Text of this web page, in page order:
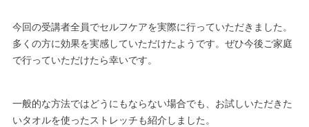
今回の受講者全員でセルフケアを実際に行っていただきました。
多くの方に効果を実感していただけたようです。ぜひ今後ご家庭
で行っていただけたら幸いです。
一般的な方法ではどうにもならない場合でも、お試しいただきた
いタオルを使ったストレッチも紹介しました。